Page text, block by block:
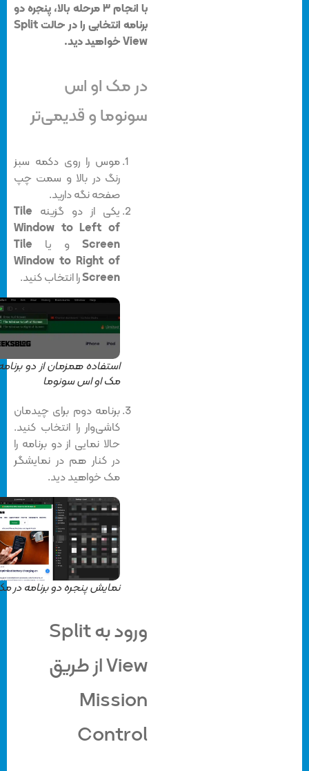
با انجام ۳ مرحله بالا، پنجره دو
برنامه انتخابی را در حالت Split
View خواهید دید.
در مک او اس
سونوما و قدیمی‌تر
موس را روی دکمه سبز
رنگ در بالا و سمت چپ
صفحه نگه دارید.
یکی از دو گزینهTile
Window to Left of
Screenو یا
Tile
Window to Right of
Screenرا انتخاب کنید.
استفاده همزمان از دو برنامه در
مک او اس سونوما
برنامه دوم برای چیدمان
کاشی‌وار را انتخاب کنید.
حالا نمایی از دو برنامه را
در کنار هم در نمایشگر
مک خواهید دید.
نمایش پنجره دو برنامه در مک
ورود به Split
View از طریق
Mission
Control